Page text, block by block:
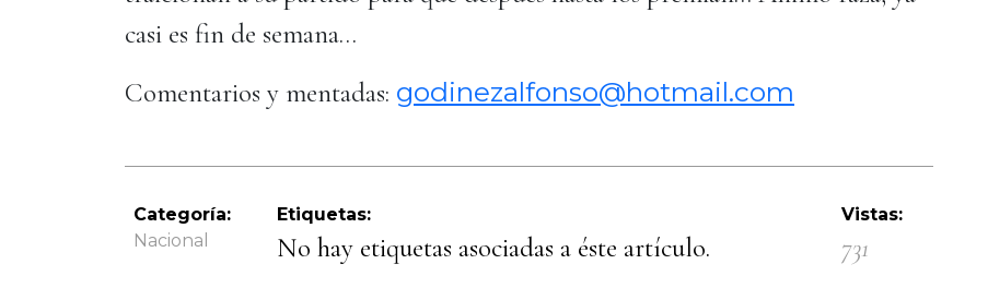
casi es fin de semana…
Comentarios y mentadas: godinezalfonso@hotmail.com
Categoría:
Nacional
Etiquetas:
No hay etiquetas asociadas a éste artículo.
Vistas:
731